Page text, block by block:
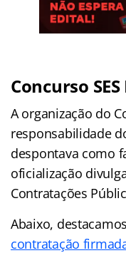
Concurso
A organização do
responsabilidade
despontava como
oficialização
Contratações
Abaixo,
contratação